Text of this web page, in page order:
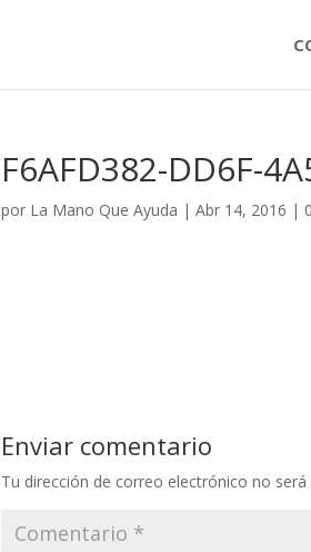
F6AFD382-DD6F-
por La Mano Que Ayuda | Abr 14, 2016 |
Enviar comentario
Tu dirección de correo electrónico no será